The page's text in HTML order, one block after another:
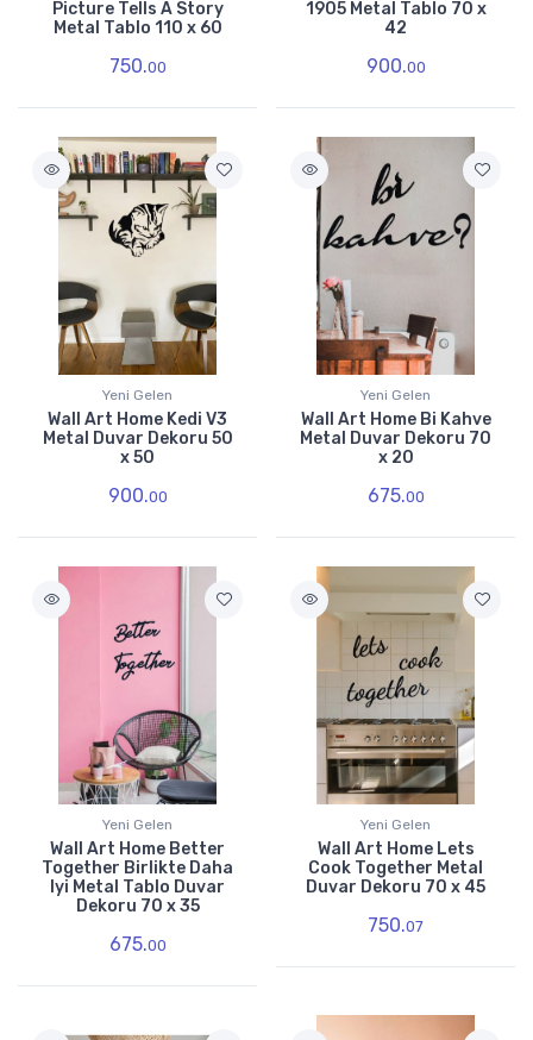
Picture Tells A Story
Metal Tablo 110 x 60
750.00
1905 Metal Tablo 70 x
42
900.00
Yeni Gelen
Wall Art Home Kedi V3
Metal Duvar Dekoru 50
x 50
900.00
Yeni Gelen
Wall Art Home Bi Kahve
Metal Duvar Dekoru 70
x 20
675.00
Yeni Gelen
Wall Art Home Better
Together Birlikte Daha
Iyi Metal Tablo Duvar
Dekoru 70 x 35
675.00
Yeni Gelen
Wall Art Home Lets
Cook Together Metal
Duvar Dekoru 70 x 45
750.07